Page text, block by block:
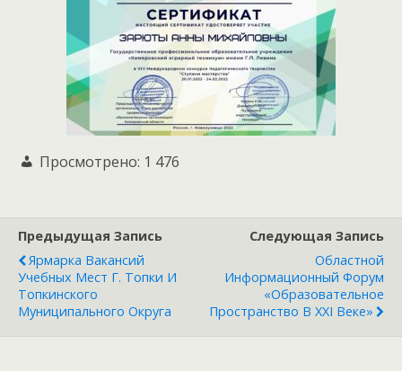
Просмотрено: 1 476
Предыдущая Запись
Ярмарка Вакансий
Учебных Мест Г. Топки И
Топкинского
Муниципального Округа
Следующая Запись
Областной
Информационный Форум
«Образовательное
Пространство В XXI Веке»